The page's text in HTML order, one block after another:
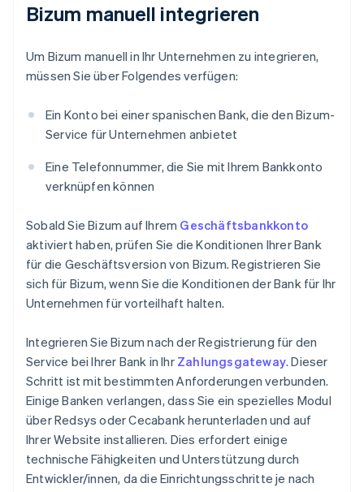
Bizum manuell integrieren
Um Bizum manuell in Ihr Unternehmen zu integrieren,
müssen Sie über Folgendes verfügen:
Ein Konto bei einer spanischen Bank, die den Bizum-
Service für Unternehmen anbietet
Eine Telefonnummer, die Sie mit Ihrem Bankkonto
verknüpfen können
Sobald Sie Bizum auf Ihrem Geschäftsbankkonto
aktiviert haben, prüfen Sie die Konditionen Ihrer Bank
für die Geschäftsversion von Bizum. Registrieren Sie
sich für Bizum, wenn Sie die Konditionen der Bank für Ihr
Unternehmen für vorteilhaft halten.
Integrieren Sie Bizum nach der Registrierung für den
Service bei Ihrer Bank in Ihr Zahlungsgateway. Dieser
Schritt ist mit bestimmten Anforderungen verbunden.
Einige Banken verlangen, dass Sie ein spezielles Modul
über Redsys oder Cecabank herunterladen und auf
Ihrer Website installieren. Dies erfordert einige
technische Fähigkeiten und Unterstützung durch
Entwickler/innen, da die Einrichtungsschritte je nach